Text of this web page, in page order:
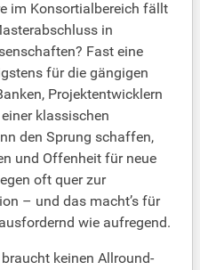
im Konsortialbereich fällt
in
Fast eine
für die gängigen
Projektentwicklern
klassischen
den Sprung schaffen,
und Offenheit für neue
oft quer zur
– und das macht’s für
wie aufregend.
keinen Allround-